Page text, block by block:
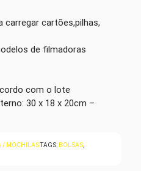
cartões,pilhas,
de filmadoras
com o lote
30 x 18 x 20cm –
/ MOCHILASTAGS: BOLSAS,